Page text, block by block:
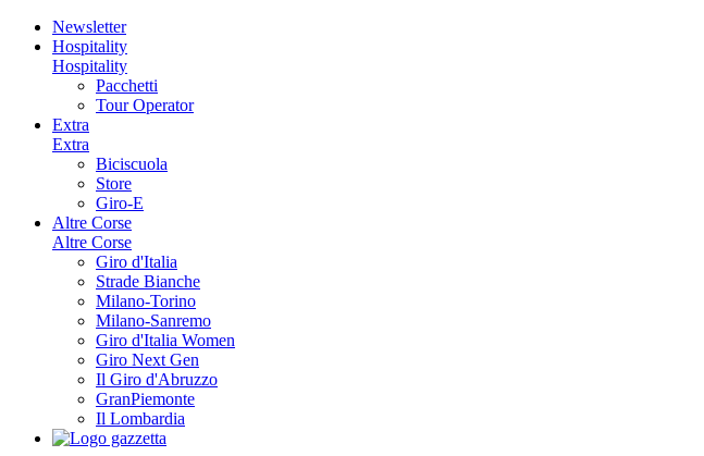
Newsletter
Hospitality
Hospitality
Pacchetti
Tour Operator
Extra
Extra
Biciscuola
Store
Giro-E
Altre Corse
Altre Corse
Giro d'Italia
Strade Bianche
Milano-Torino
Milano-Sanremo
Giro d'Italia Women
Giro Next Gen
Il Giro d'Abruzzo
GranPiemonte
Il Lombardia